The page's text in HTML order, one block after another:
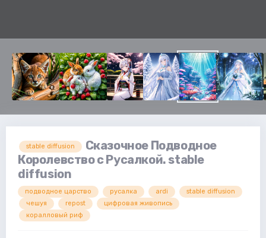
stable diffusion
Сказочное Подводное
Королевство с Русалкой. stable
diffusion
подводное царство русалка ardi
stable diffusion
чешуя
repost
цифровая живопись
коралловый риф